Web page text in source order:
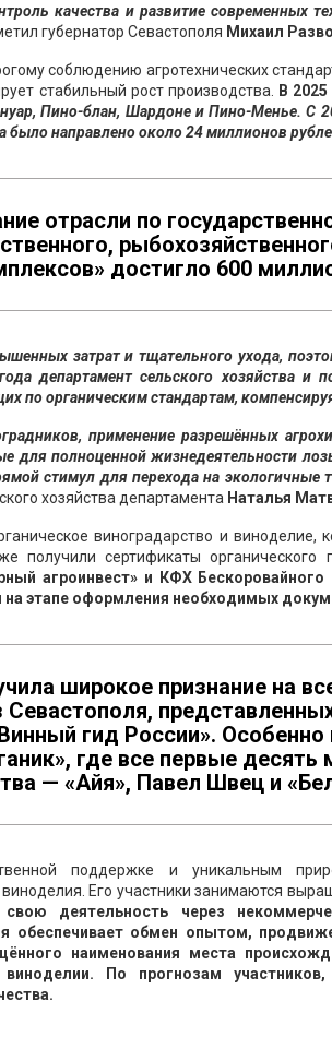
качества и развитие современных
губернатор Севастополя Михаил
соблюдению агротехнических
стабильный рост производства.
В
Пино-блан, Шардоне и Пино-Менье. С
направлено около 24 миллионов
отрасли по
достигло 600
затрат и тщательного ухода,
департамент сельского хозяйства и
по органическим стандартам,
применение разрешённых
для полноценной жизнедеятельности
стимул для перехода на экологичные
хозяйства департамента Наталья
виноградарство и
получили сертификаты органического
агроинвест» и КФХ
на этапе оформления необходимых
широкое признание на
гид России». Особенно
где все первые десять
— «Айя», Павел Швец и
поддержке и уникальным
Его участники занимаются
деятельность через
обеспечивает обмен опытом,
наименования места
По прогнозам